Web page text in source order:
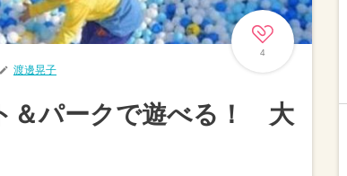
4
渡邊晃子
＆パークで遊べる！ 大